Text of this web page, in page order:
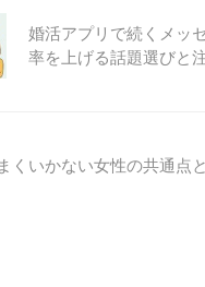
婚活アプリで続くメッ
率を上げる話題選びと
くいかない女性の共通点